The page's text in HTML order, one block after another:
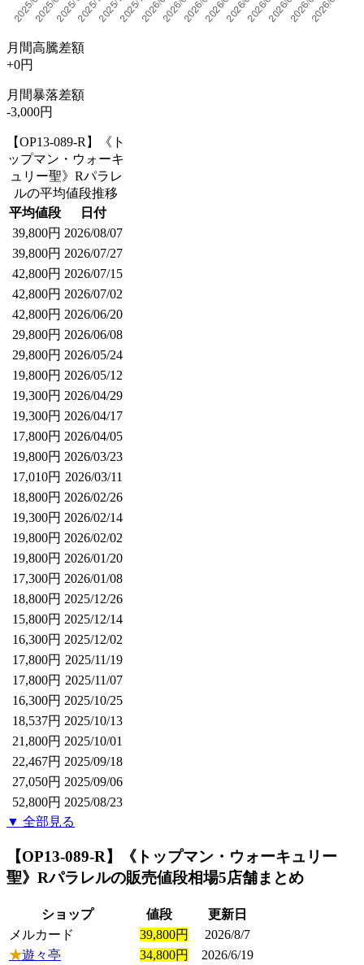
月間高騰差額
+0円
月間暴落差額
-3,000円
【OP13-089-R】《ト
ップマン・ウォーキ
ュリー聖》Rパラレ
ルの平均値段推移
平均値段
日付
39,800円 2026/08/07
39,800円 2026/07/27
42,800円 2026/07/15
42,800円 2026/07/02
42,800円 2026/06/20
29,800円 2026/06/08
29,800円 2026/05/24
19,800円 2026/05/12
19,300円 2026/04/29
19,300円 2026/04/17
17,800円 2026/04/05
19,800円 2026/03/23
17,010円 2026/03/11
18,800円 2026/02/26
19,300円 2026/02/14
19,800円 2026/02/02
19,800円 2026/01/20
17,300円 2026/01/08
18,800円 2025/12/26
15,800円 2025/12/14
16,300円 2025/12/02
17,800円 2025/11/19
17,800円 2025/11/07
16,300円 2025/10/25
18,537円 2025/10/13
21,800円 2025/10/01
22,467円 2025/09/18
27,050円 2025/09/06
52,800円 2025/08/23
▼ 全部見る
【OP13-089-R】《トップマン・ウォーキュリー
聖》Rパラレルの販売値段相場5店舗まとめ
ショップ 値段
更新日
メルカード
39,800円
2026/8/7
★遊々亭 34,800円 2026/6/19